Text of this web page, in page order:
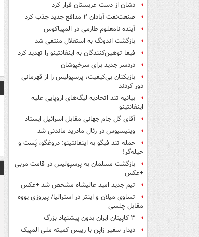
دشان از دست عربستان فرار کرد
صنعت‌نفت آبادان ۲ مدافع جدید جذب کرد
آینده نامعلوم طارمی در المپیاکوس
بازگشت اندونگ به استقلال منتفی شد
فیفا توهین‌کنندگان به اینفانتینو را تهدید کرد
دردسر جدید برای سرخپوشان
بازیکنان بی‌کیفیت، پرسپولیس را از قهرمانی
دور کردند
بیانیه تند اتحادیه لیگ‌های اروپایی علیه
اینفانتینو
آقای گل جام جهانی مقابل اسرائیل ایستاد
وینیسیوس در رئال مادرید ماندنی شد
حمله تند فیگو به اینفانتینو: دروغگو، پَست‌ و
حیله‌گر!
بازگشت مسلمان به پرسپولیس در قامت مربی
+عکس
تیم جدید امید عالیشاه مشخص شد +عکس
تساوی میلان و اینتر در استرالیا/ پیروزی یووه
مقابل چلسی
۳ کاپیتان ایران بدون پیشنهاد بزرگ
دیدار سفیر ژاپن با رییس کمیته ملی المپیک